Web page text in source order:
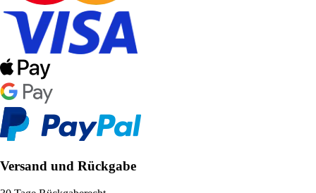
Versand und Rückgabe